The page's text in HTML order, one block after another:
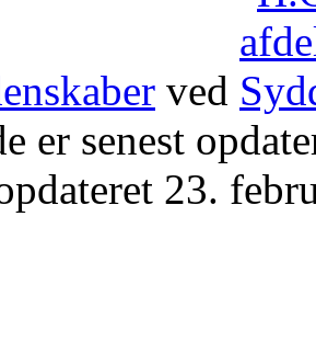
ved
er senest
23.